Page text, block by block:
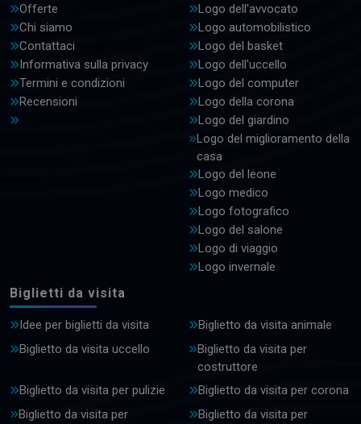
Offerte
Chi siamo
Contattaci
Informativa sulla privacy
Termini e condizioni
Recensioni
Logo dell'avvocato
Logo automobilistico
Logo del basket
Logo dell'uccello
Logo del computer
Logo della corona
Logo del giardino
Logo del miglioramento della
casa
Logo del leone
Logo medico
Logo fotografico
Logo del salone
Logo di viaggio
Logo invernale
Biglietti da visita
Idee per biglietti da visita
Biglietto da visita animale
Biglietto da visita uccello
Biglietto da visita per
costruttore
Biglietto da visita per pulizie
Biglietto da visita per corona
Biglietto da visita per
Biglietto da visita per